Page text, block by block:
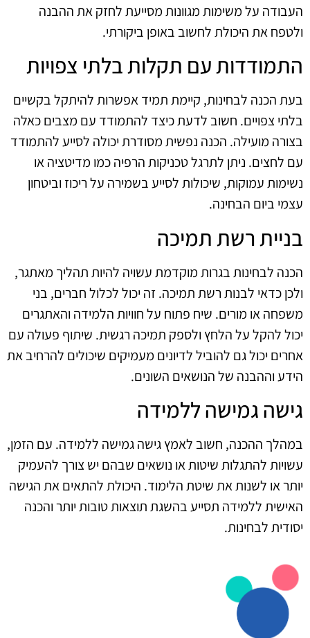
העבודה על משימות מגוונות מסייעת לחזק את ההבנה
ולטפח את היכולת לחשוב באופן ביקורתי.
התמודדות עם תקלות בלתי צפויות
בעת הכנה לבחינות, קיימת תמיד אפשרות להיתקל בקשיים
בלתי צפויים. חשוב לדעת כיצד להתמודד עם מצבים כאלה
בצורה מועילה. הכנה נפשית מסודרת יכולה לסייע להתמודד
עם לחצים. ניתן לתרגל טכניקות הרפיה כמו מדיטציה או
נשימות עמוקות, שיכולות לסייע בשמירה על ריכוז וביטחון
עצמי ביום הבחינה.
בניית רשת תמיכה
הכנה לבחינות בגרות מוקדמת עשויה להיות תהליך מאתגר,
ולכן כדאי לבנות רשת תמיכה. זה יכול לכלול חברים, בני
משפחה או מורים. שיח פתוח על חוויות הלמידה והאתגרים
יכול להקל על הלחץ ולספק תמיכה רגשית. שיתוף פעולה עם
אחרים יכול גם להוביל לדיונים מעמיקים שיכולים להרחיב את
הידע וההבנה של הנושאים השונים.
גישה גמישה ללמידה
במהלך ההכנה, חשוב לאמץ גישה גמישה ללמידה. עם הזמן,
עשויות להתגלות שיטות או נושאים שבהם יש צורך להעמיק
יותר או לשנות את שיטת הלימוד. היכולת להתאים את הגישה
האישית ללמידה תסייע בהשגת תוצאות טובות יותר והכנה
יסודית לבחינות.